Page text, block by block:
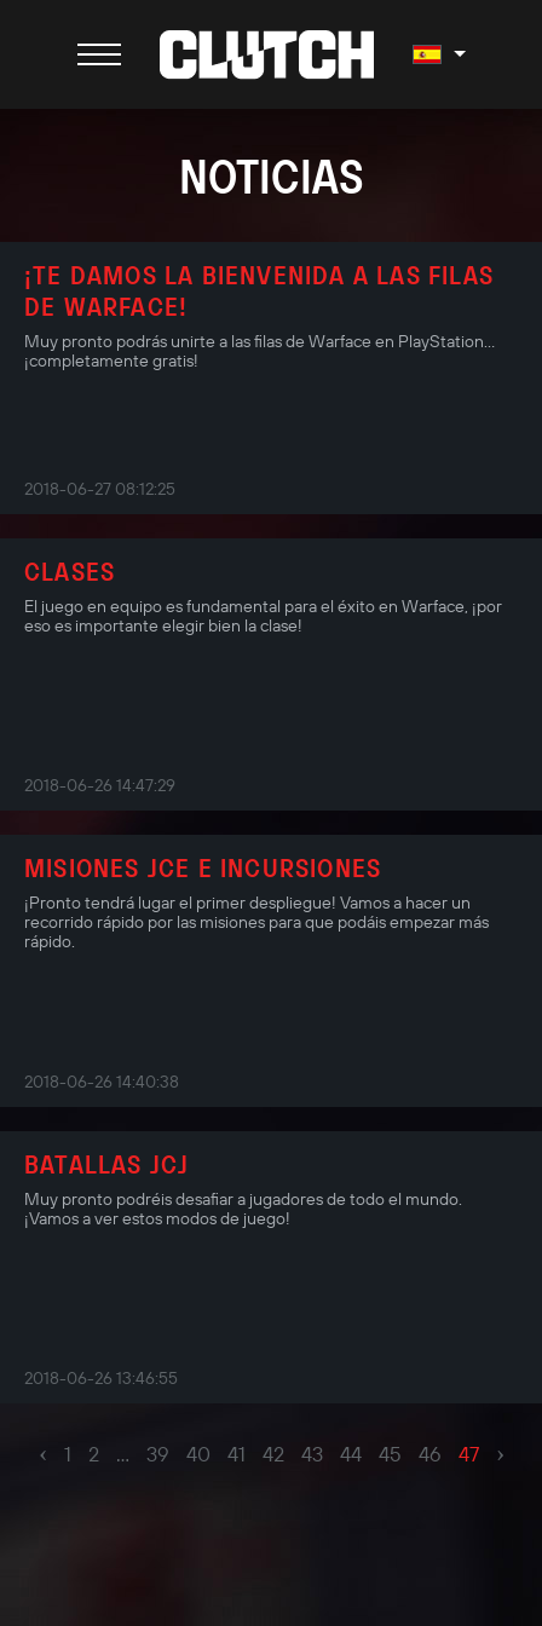
NOTICIAS
¡TE DAMOS LA BIENVENIDA A LAS FILAS
DE WARFACE!
Muy pronto podrás unirte a las filas de Warface en PlayStation...
¡completamente gratis!
2018-06-27 08:12:25
CLASES
El juego en equipo es fundamental para el éxito en Warface, ¡por
eso es importante elegir bien la clase!
2018-06-26 14:47:29
MISIONES JCE E INCURSIONES
¡Pronto tendrá lugar el primer despliegue! Vamos a hacer un
recorrido rápido por las misiones para que podáis empezar más
rápido.
2018-06-26 14:40:38
BATALLAS JCJ
Muy pronto podréis desafiar a jugadores de todo el mundo.
¡Vamos a ver estos modos de juego!
2018-06-26 13:46:55
‹ 1 2 ... 39 40 41 42 43 44 45 46 47 ›